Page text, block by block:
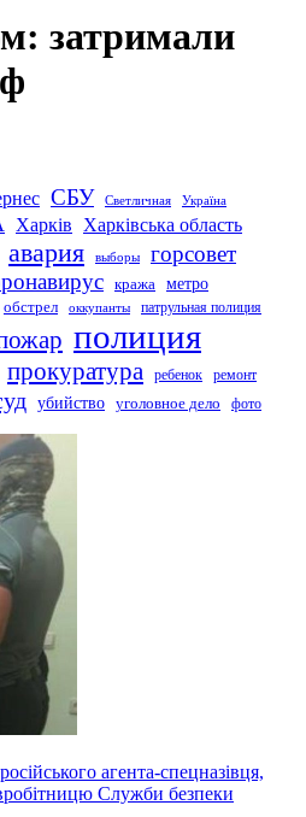
затримали
СБУ Светличная Україна
Харків Харківська область
авария выборы горсовет
кража метро
обстрел оккупанты патрульная полиция
полиция
прокуратура ребенок
ремонт
убийство уголовное дело фото
агента-спецназівця,
Служби безпеки